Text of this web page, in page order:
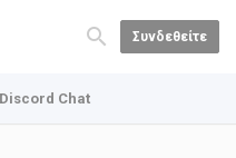
Συνδεθείτε
Discord Chat